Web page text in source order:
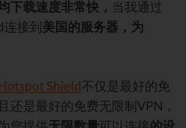
下载速度非常快， 当我通过
接到 美国的服务器，为
Shield不仅是最好的免
还是最好的免费无限制VPN，